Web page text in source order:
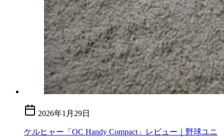
2026年1月29日
ケルヒャー「OC Handy Compact」レビュー｜野球ユニ